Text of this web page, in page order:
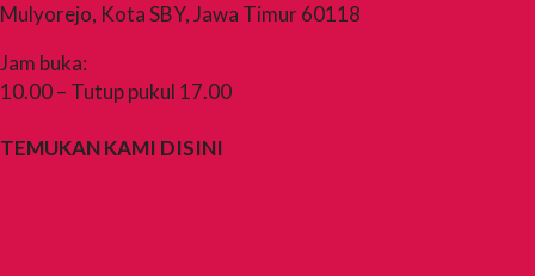
Mulyorejo, Kota SBY, Jawa Timur 60118
Jam buka:
10.00 – Tutup pukul 17.00
TEMUKAN KAMI DISINI